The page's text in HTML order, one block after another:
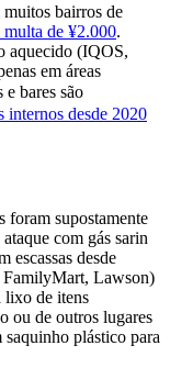
bairros de
de ¥2.000.
aquecido (IQOS,
em áreas
bares são
internos desde 2020
foram supostamente
com gás sarin
escassas desde
FamilyMart, Lawson)
lixo de itens
ou de outros lugares
plástico para